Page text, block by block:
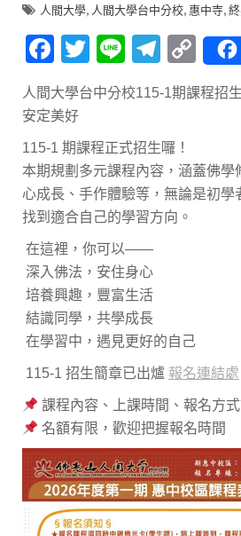
人間大學, 人間大學台中分校, 惠中寺,
F
ac
e
b
o
o
k
T
w
it
te
r
Li
n
e
T
el
e
gr
a
m
C
o
p
Li
n
人間大學台中分校115-1期課程招
安定美好
115-1 期課程正式招生囉！
本期規劃多元課程內容，涵蓋佛學
心成長、手作體驗等，無論是初學
找到適合自己的學習方向。
在這裡，你可以——
深入佛法，安住身心
培養興趣，豐富生活
結識同學，共學成長
在學習中，遇見更好的自己
115-1 招生簡章已出爐 報名連結處
課程內容、上課時間、報名方
名額有限，歡迎把握報名時間